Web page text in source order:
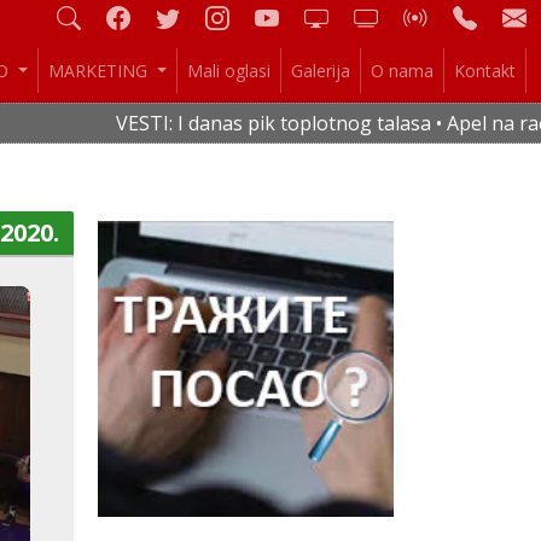
MARKETING Mali oglasi Galerija O nama Kontakt
VESTI: I danas pik toplotnog talasa • Apel na